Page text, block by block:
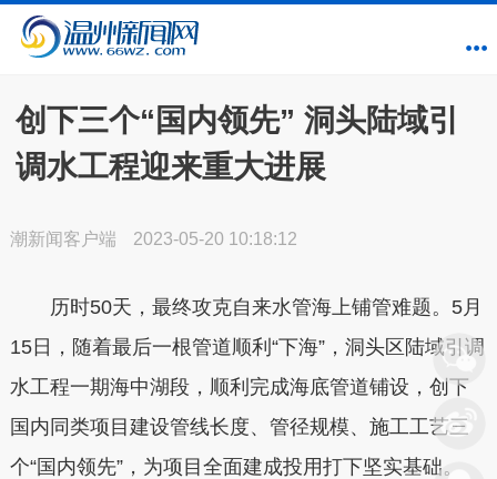
创下三个“国内领先” 洞头陆域引
调水工程迎来重大进展
潮新闻客户端 2023-05-20 10:18:12
历时50天，最终攻克自来水管海上铺管难题。5月
15日，随着最后一根管道顺利“下海”，洞头区陆域引调
水工程一期海中湖段，顺利完成海底管道铺设，创下
国内同类项目建设管线长度、管径规模、施工工艺三
个“国内领先”，为项目全面建成投用打下坚实基础。